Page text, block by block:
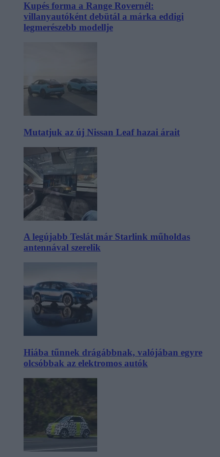
Kupés forma a Range Rovernél:
villanyautóként debütál a márka eddigi
legmerészebb modellje
Mutatjuk az új Nissan Leaf hazai árait
A legújabb Teslát már Starlink műholdas
antennával szerelik
Hiába tűnnek drágábbnak, valójában egyre
olcsóbbak az elektromos autók